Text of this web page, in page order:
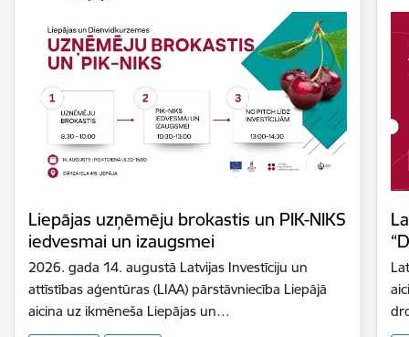
Liepājas uzņēmēju brokastis un PIK-NIKS
iedvesmai un izaugsmei
2026. gada 14. augustā Latvijas Investīciju un
attīstības aģentūras (LIAA) pārstāvniecība Liepājā
aicina uz ikmēneša Liepājas un…